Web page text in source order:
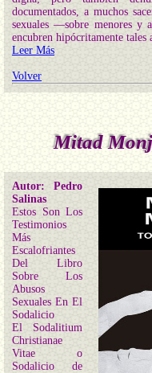
documentados, a muchos
sexuales —sobre menores y
encubren hipócritamente tales
Leer Más
Volver
Mitad
Autor: Pedro
Salinas
Estos Son Los
Testimonios
Más
Escalofriantes
Del Libro
Sobre Los
Abusos
Sexuales En El
Sodalicio
El Sodalitium
Christianae
Vitae o
Sodalicio de